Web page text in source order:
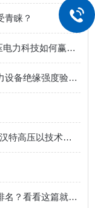
青睐？
SF6气体检漏仪设备排名：武汉特高压电力科技如何赢得用户信赖
工频耐压试验装置哪个好：专注于电力设备绝缘强度验证的专业路径
2025 变频串联谐振装置生产公司：武汉特高压以技术适配化工场景
不知道全国卖直流高压发生器的厂家排名？看看这篇就明白了！